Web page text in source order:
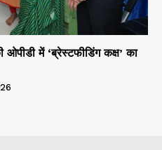
में ‘ब्रेस्टफीडिंग कक्ष’ का